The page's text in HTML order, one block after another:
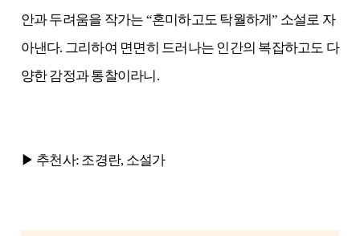
안과 두려움을 작가는 “혼미하고도 탁월하게” 소설로 자
아낸다. 그리하여 면면히 드러나는 인간의 복잡하고도 다
양한 감정과 통찰이라니 .
▶ 추천사: 조경란, 소설가